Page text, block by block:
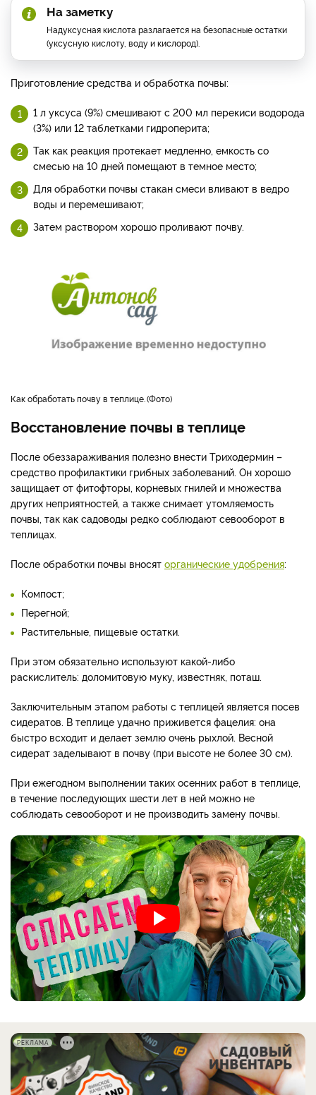
На заметку
Надуксусная кислота разлагается на безопасные остатки
(уксусную кислоту, воду и кислород).
Приготовление средства и обработка почвы:
1 л уксуса (9%) смешивают с 200 мл перекиси водорода
(3%) или 12 таблетками гидроперита;
Так как реакция протекает медленно, емкость со
смесью на 10 дней помещают в темное место;
Для обработки почвы стакан смеси вливают в ведро
воды и перемешивают;
Затем раствором хорошо проливают почву.
как обработать почву в теплице. Фото
Восстановление почвы в теплице
После обеззараживания полезно внести Триходермин –
средство профилактики грибных заболеваний. Он хорошо
защищает от фитофторы, корневых гнилей и множества
других неприятностей, а также снимает утомляемость
почвы, так как садоводы редко соблюдают севооборот в
теплицах.
После обработки почвы вносят органические удобрения:
Компост;
Перегной;
Растительные, пищевые остатки.
При этом обязательно используют какой-либо
раскислитель: доломитовую муку, известняк, поташ.
Заключительным этапом работы с теплицей является посев
сидератов. В теплице удачно приживется фацелия: она
быстро всходит и делает землю очень рыхлой. Весной
сидерат заделывают в почву (при высоте не более 30 см).
При ежегодном выполнении таких осенних работ в теплице,
в течение последующих шести лет в ней можно не
соблюдать севооборот и не производить замену почвы.
РЕКЛАМА